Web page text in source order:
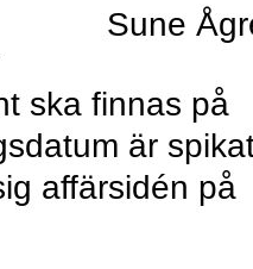
Sune
ska finnas på
är
affärsidén på